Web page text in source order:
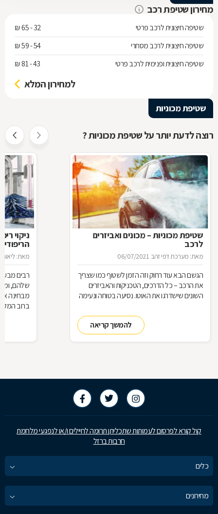
מחירון שטיפת רכב
שטיפה חיצונית לרכב פרטי
32 - 65 ₪
שטיפה חיצונית לרכב מסחרי
54 - 59 ₪
שטיפה חיצונית ופנימית לרכב פרטי
43 - 81 ₪
למחירון המלא
שטיפת מכוניות
רוצה לדעת יותר על שטיפת מכוניות ?
שטיפת מכוניות – מכונים ואביזרים
לרכב
מאת: מערכת דפי זהב 06/07/2021
הגשם הבא עוד רחוק וזה הזמן לשטוף כמו שצריך
את הרכב – כל הדרכים, הטכניקות והאביזרים
השונים שישדרגו את האוטו. נסיעה בטוחה ונעימה
להמשך קריאה
ניקוי
מאת: ליאור
רבים
שלהם,
מבחינה
ברוב
את ימיו
קול קורא לפרסום לעמותות שתכליתן תרומה לחיילים ו/או לנפגעי מלחמת
חרבות ברזל
כלים
מחירונים